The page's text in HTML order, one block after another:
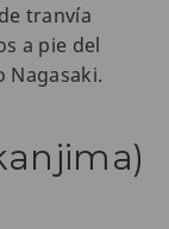
tranvía
a pie del
Nagasaki.